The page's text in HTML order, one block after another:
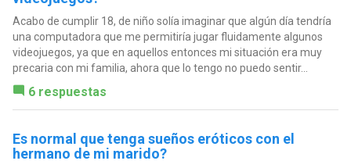
Acabo de cumplir 18, de niño solía imaginar que algún día tendría
una computadora que me permitiría jugar fluidamente algunos
videojuegos, ya que en aquellos entonces mi situación era muy
precaria con mi familia, ahora que lo tengo no puedo sentir...
6 respuestas
Es normal que tenga sueños eróticos con el
hermano de mi marido?